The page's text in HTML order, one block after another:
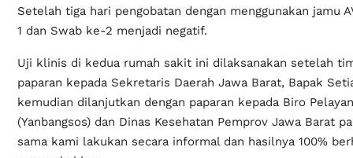
Setelah tiga hari pengobatan dengan menggunakan jamu
1 dan Swab ke-2 menjadi negatif.
Uji klinis di kedua rumah sakit ini dilaksanakan setelah
paparan kepada Sekretaris Daerah Jawa Barat, Bapak
kemudian dilanjutkan dengan paparan kepada Biro
(Yanbangsos) dan Dinas Kesehatan Pemprov Jawa Barat
sama kami lakukan secara informal dan hasilnya 100%